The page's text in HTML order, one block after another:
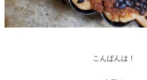
こんばんは！